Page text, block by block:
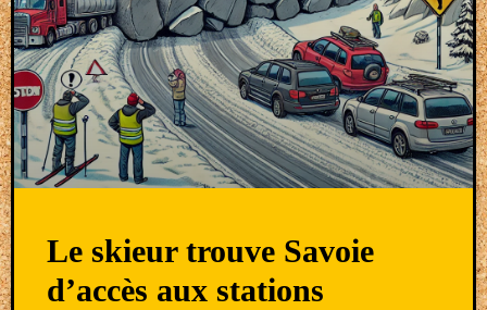
Le skieur trouve Savoie
d’accès aux stations